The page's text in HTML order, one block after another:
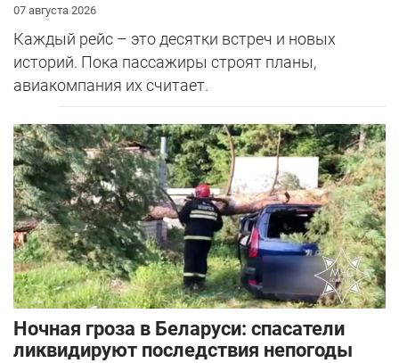
07 августа 2026
Каждый рейс – это десятки встреч и новых
историй. Пока пассажиры строят планы,
авиакомпания их считает.
Ночная гроза в Беларуси: спасатели
ликвидируют последствия непогоды